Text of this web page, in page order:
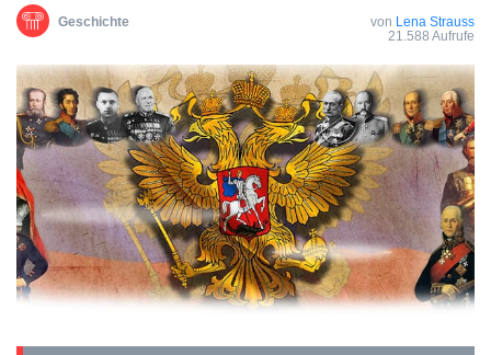
Geschichte von Lena Strauss
21.588 Aufrufe